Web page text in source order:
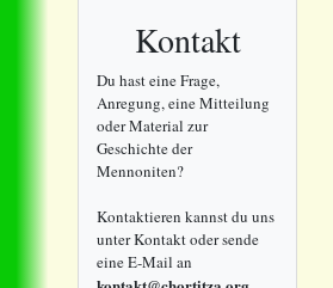
Kontakt
Du hast eine Frage,
Anregung, eine Mitteilung
oder Material zur
Geschichte der
Mennoniten?
Kontaktieren kannst du uns
unter Kontakt oder sende
eine E-Mail an